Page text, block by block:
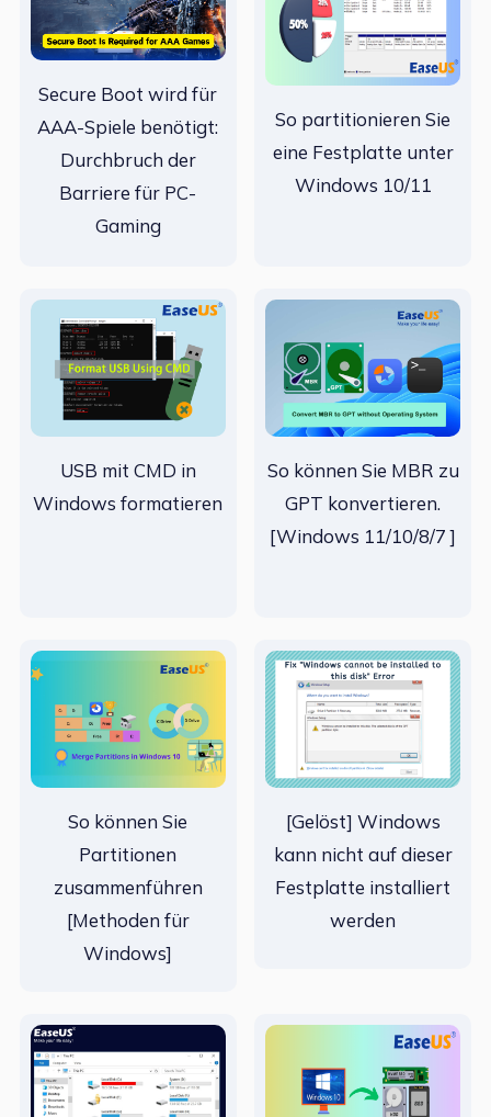
Secure Boot wird für
AAA-Spiele benötigt:
Durchbruch der
Barriere für PC-
Gaming
So partitionieren Sie
eine Festplatte unter
Windows 10/11
USB mit CMD in
Windows formatieren
So können Sie MBR zu
GPT konvertieren.
[Windows 11/10/8/7 ]
So können Sie
Partitionen
zusammenführen
[Methoden für
Windows]
[Gelöst] Windows
kann nicht auf dieser
Festplatte installiert
werden